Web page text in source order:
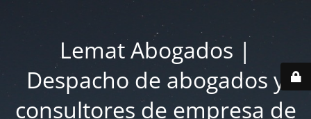
Lemat Abogados |
Despacho de abogados y
consultores de empresa de